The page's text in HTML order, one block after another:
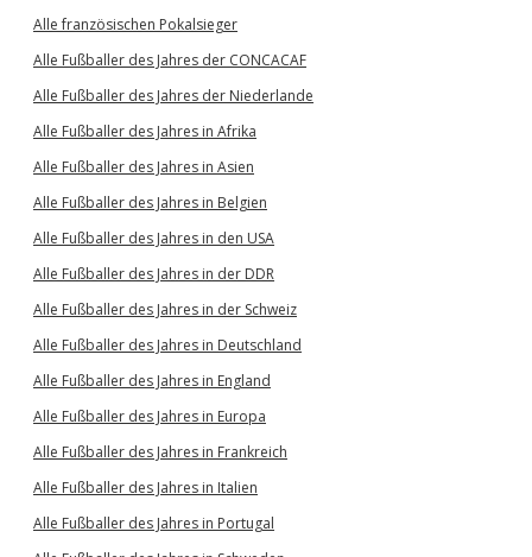
Alle französischen Pokalsieger
Alle Fußballer des Jahres der CONCACAF
Alle Fußballer des Jahres der Niederlande
Alle Fußballer des Jahres in Afrika
Alle Fußballer des Jahres in Asien
Alle Fußballer des Jahres in Belgien
Alle Fußballer des Jahres in den USA
Alle Fußballer des Jahres in der DDR
Alle Fußballer des Jahres in der Schweiz
Alle Fußballer des Jahres in Deutschland
Alle Fußballer des Jahres in England
Alle Fußballer des Jahres in Europa
Alle Fußballer des Jahres in Frankreich
Alle Fußballer des Jahres in Italien
Alle Fußballer des Jahres in Portugal